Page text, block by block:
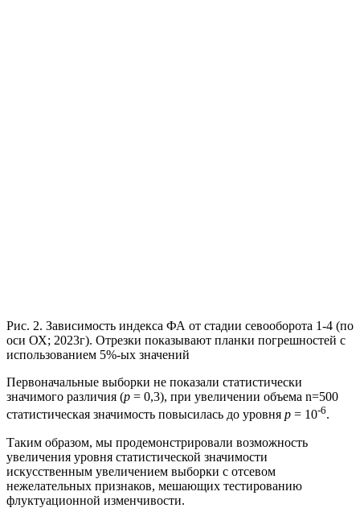
Рис. 2. Зависимость индекса ФА от стадии севооборота 1-4 (по
оси ОХ; 2023г). Отрезки показывают планки погрешностей с
использованием 5%-ых значений
Первоначальные выборки не показали статистически
значимого различия (p = 0,3), при увеличении объема n=500
статистическая значимость повысилась до уровня р = 10-6.
Таким образом, мы продемонстрировали возможность
увеличения уровня статистической значимости
искусственным увеличением выборки с отсевом
нежелательных признаков, мешающих тестированию
флуктуационной изменчивости.